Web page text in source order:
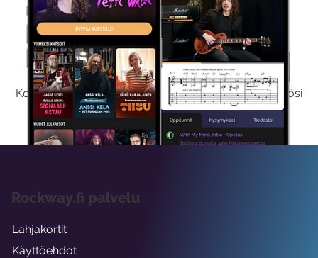
Kokeile Ilmaiseksi
Kokeilemalla ilmaiseksi saat koko sisältömme käyttöösi
viikon ajaksi.
Rockway.fi palvelu
Lahjakortit
Käyttöehdot